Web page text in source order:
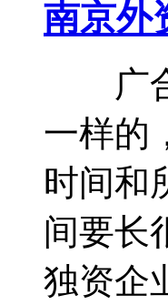
南京外
广合
一样的
时间和
间要
独资企